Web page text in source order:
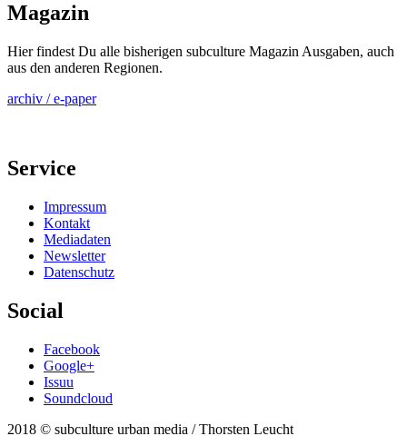
Magazin
Hier findest Du alle bisherigen subculture Magazin Ausgaben, auch
aus den anderen Regionen.
archiv / e-paper
Service
Impressum
Kontakt
Mediadaten
Newsletter
Datenschutz
Social
Facebook
Google+
Issuu
Soundcloud
2018 © subculture urban media / Thorsten Leucht